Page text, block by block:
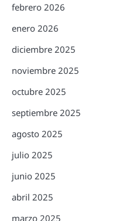
febrero 2026
enero 2026
diciembre 2025
noviembre 2025
octubre 2025
septiembre 2025
agosto 2025
julio 2025
junio 2025
abril 2025
marzo 2025